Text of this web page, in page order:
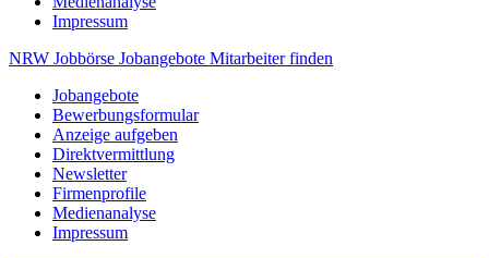
Impressum
NRW Jobbörse Jobangebote Mitarbeiterfinden
Jobangebote
Bewerbungsformular
Anzeige aufgeben
Direktvermittlung
Newsletter
Firmenprofile
Medienanalyse
Impressum